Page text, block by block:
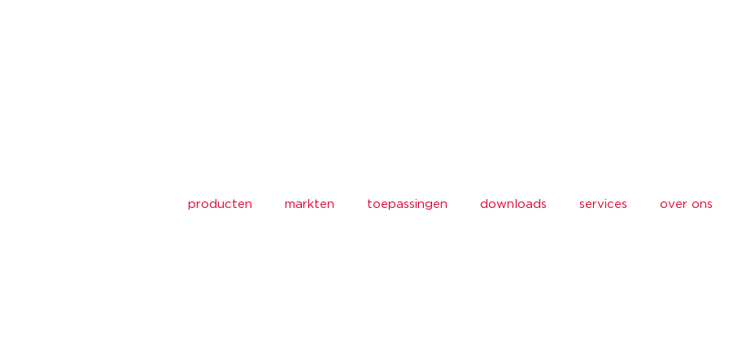
producten markten toepassingen downloads services over ons